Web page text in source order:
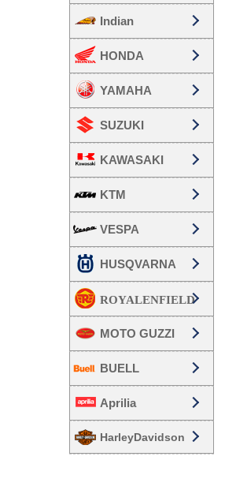
Indian
HONDA
YAMAHA
SUZUKI
KAWASAKI
KTM
VESPA
HUSQVARNA
MOTO GUZZI
BUELL
Aprilia
HarleyDavidson